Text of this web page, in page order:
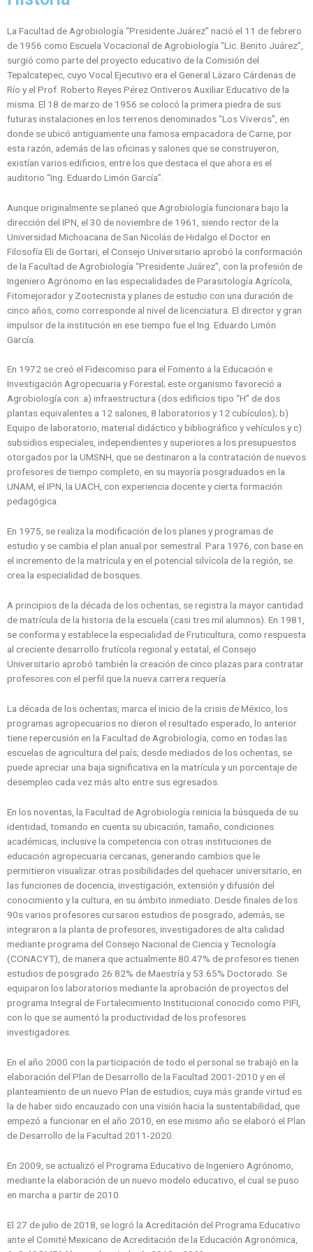
La Facultad de Agrobiología “Presidente Juárez” nació el 11 de febrero
de 1956 como Escuela Vocacional de Agrobiología “Lic. Benito Juárez”,
surgió como parte del proyecto educativo de la Comisión del
Tepalcatepec, cuyo Vocal Ejecutivo era el General Lázaro Cárdenas de
Río y el Prof. Roberto Reyes Pérez Ontiveros Auxiliar Educativo de la
misma. El 18 de marzo de 1956 se colocó la primera piedra de sus
futuras instalaciones en los terrenos denominados “Los Viveros”, en
donde se ubicó antiguamente una famosa empacadora de Carne, por
esta razón, además de las oficinas y salones que se construyeron,
existían varios edificios, entre los que destaca el que ahora es el
auditorio “Ing. Eduardo Limón García”.
Aunque originalmente se planeó que Agrobiología funcionara bajo la
dirección del IPN, el 30 de noviembre de 1961, siendo rector de la
Universidad Michoacana de San Nicolás de Hidalgo el Doctor en
Filosofía Eli de Gortari, el Consejo Universitario aprobó la conformación
de la Facultad de Agrobiología “Presidente Juárez”, con la profesión de
Ingeniero Agrónomo en las especialidades de Parasitología Agrícola,
Fitomejorador y Zootecnista y planes de estudio con una duración de
cinco años, como corresponde al nivel de licenciatura. El director y gran
impulsor de la institución en ese tiempo fue el Ing. Eduardo Limón
García.
En 1972 se creó el Fideicomiso para el Fomento a la Educación e
Investigación Agropecuaria y Forestal; este organismo favoreció a
Agrobiología con: a) infraestructura (dos edificios tipo “H” de dos
plantas equivalentes a 12 salones, 8 laboratorios y 12 cubículos); b)
Equipo de laboratorio, material didáctico y bibliográfico y vehículos y c)
subsidios especiales, independientes y superiores a los presupuestos
otorgados por la UMSNH, que se destinaron a la contratación de nuevos
profesores de tiempo completo, en su mayoría posgraduados en la
UNAM, el IPN, la UACH, con experiencia docente y cierta formación
pedagógica.
En 1975, se realiza la modificación de los planes y programas de
estudio y se cambia el plan anual por semestral. Para 1976, con base en
el incremento de la matrícula y en el potencial silvícola de la región, se
crea la especialidad de bosques.
A principios de la década de los ochentas, se registra la mayor cantidad
de matrícula de la historia de la escuela (casi tres mil alumnos). En 1981,
se conforma y establece la especialidad de Fruticultura, como respuesta
al creciente desarrollo frutícola regional y estatal, el Consejo
Universitario aprobó también la creación de cinco plazas para contratar
profesores con el perfil que la nueva carrera requería.
La década de los ochentas, marca el inicio de la crisis de México, los
programas agropecuarios no dieron el resultado esperado, lo anterior
tiene repercusión en la Facultad de Agrobiología, como en todas las
escuelas de agricultura del país; desde mediados de los ochentas, se
puede apreciar una baja significativa en la matrícula y un porcentaje de
desempleo cada vez más alto entre sus egresados.
En los noventas, la Facultad de Agrobiología reinicia la búsqueda de su
identidad, tomando en cuenta su ubicación, tamaño, condiciones
académicas, inclusive la competencia con otras instituciones de
educación agropecuaria cercanas, generando cambios que le
permitieron visualizar otras posibilidades del quehacer universitario, en
las funciones de docencia, investigación, extensión y difusión del
conocimiento y la cultura, en su ámbito inmediato. Desde finales de los
90s varios profesores cursaron estudios de posgrado, además, se
integraron a la planta de profesores, investigadores de alta calidad
mediante programa del Consejo Nacional de Ciencia y Tecnología
(CONACYT), de manera que actualmente 80.47% de profesores tienen
estudios de posgrado 26.82% de Maestría y 53.65% Doctorado. Se
equiparon los laboratorios mediante la aprobación de proyectos del
programa Integral de Fortalecimiento Institucional conocido como PIFI,
con lo que se aumentó la productividad de los profesores
investigadores.
En el año 2000 con la participación de todo el personal se trabajó en la
elaboración del Plan de Desarrollo de la Facultad 2001-2010 y en el
planteamiento de un nuevo Plan de estudios, cuya más grande virtud es
la de haber sido encauzado con una visión hacia la sustentabilidad, que
empezó a funcionar en el año 2010, en ese mismo año se elaboró el Plan
de Desarrollo de la Facultad 2011-2020.
En 2009, se actualizó el Programa Educativo de Ingeniero Agrónomo,
mediante la elaboración de un nuevo modelo educativo, el cual se puso
en marcha a partir de 2010.
El 27 de julio de 2018, se logró la Acreditación del Programa Educativo
ante el Comité Mexicano de Acreditación de la Educación Agronómica,